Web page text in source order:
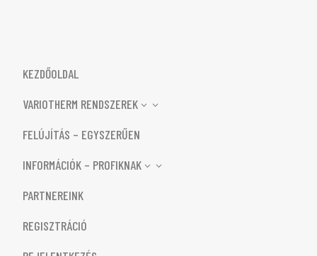
KEZDŐOLDAL
VARIOTHERM RENDSZEREK
3
FELÚJÍTÁS – EGYSZERŰEN
INFORMÁCIÓK – PROFIKNAK
3
PARTNEREINK
REGISZTRÁCIÓ